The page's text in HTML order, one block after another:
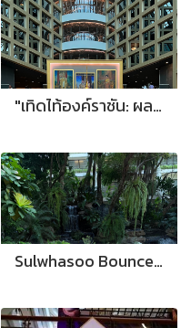
"เทิดไท้องค์ราชัน: ผลงานจัดดอกไม้ซุ้มเฉลิมพระเกียรติ ณ ธนาคารไทยพาณิชย์ สำนักงานใหญ่"
Sulwhasoo Bounce to Youth